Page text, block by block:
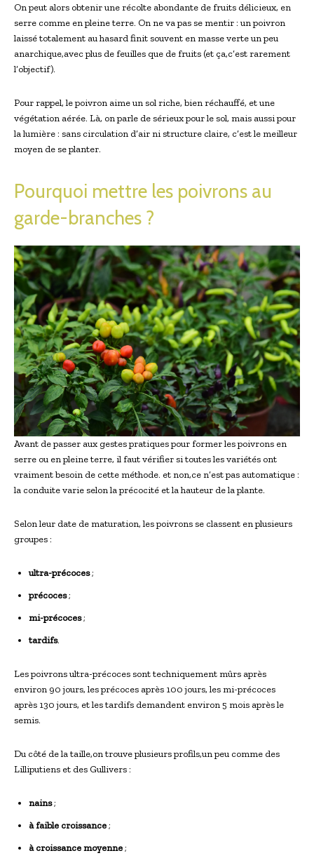
On peut alors obtenir une récolte abondante de fruits délicieux, en
serre comme en pleine terre. On ne va pas se mentir : un poivron
laissé totalement au hasard finit souvent en masse verte un peu
anarchique,avec plus de feuilles que de fruits (et ça,c’est rarement
l’objectif).
Pour rappel, le poivron aime un sol riche, bien réchauffé, et une
végétation aérée. Là, on parle de sérieux pour le sol, mais aussi pour
la lumière : sans circulation d’air ni structure claire, c’est le meilleur
moyen de se planter.
Pourquoi mettre les poivrons au
garde-branches ?
Avant de passer aux gestes pratiques pour former les poivrons en
serre ou en pleine terre, il faut vérifier si toutes les variétés ont
vraiment besoin de cette méthode. et non,ce n’est pas automatique :
la conduite varie selon la précocité et la hauteur de la plante.
Selon leur date de maturation, les poivrons se classent en plusieurs
groupes :
ultra-précoces;
précoces;
mi-précoces;
tardifs.
Les poivrons ultra-précoces sont techniquement mûrs après
environ 90 jours, les précoces après 100 jours, les mi-précoces
après 130 jours, et les tardifs demandent environ 5 mois après le
semis.
Du côté de la taille,on trouve plusieurs profils,un peu comme des
Lilliputiens et des Gullivers :
nains;
à faible croissance;
à croissance moyenne;